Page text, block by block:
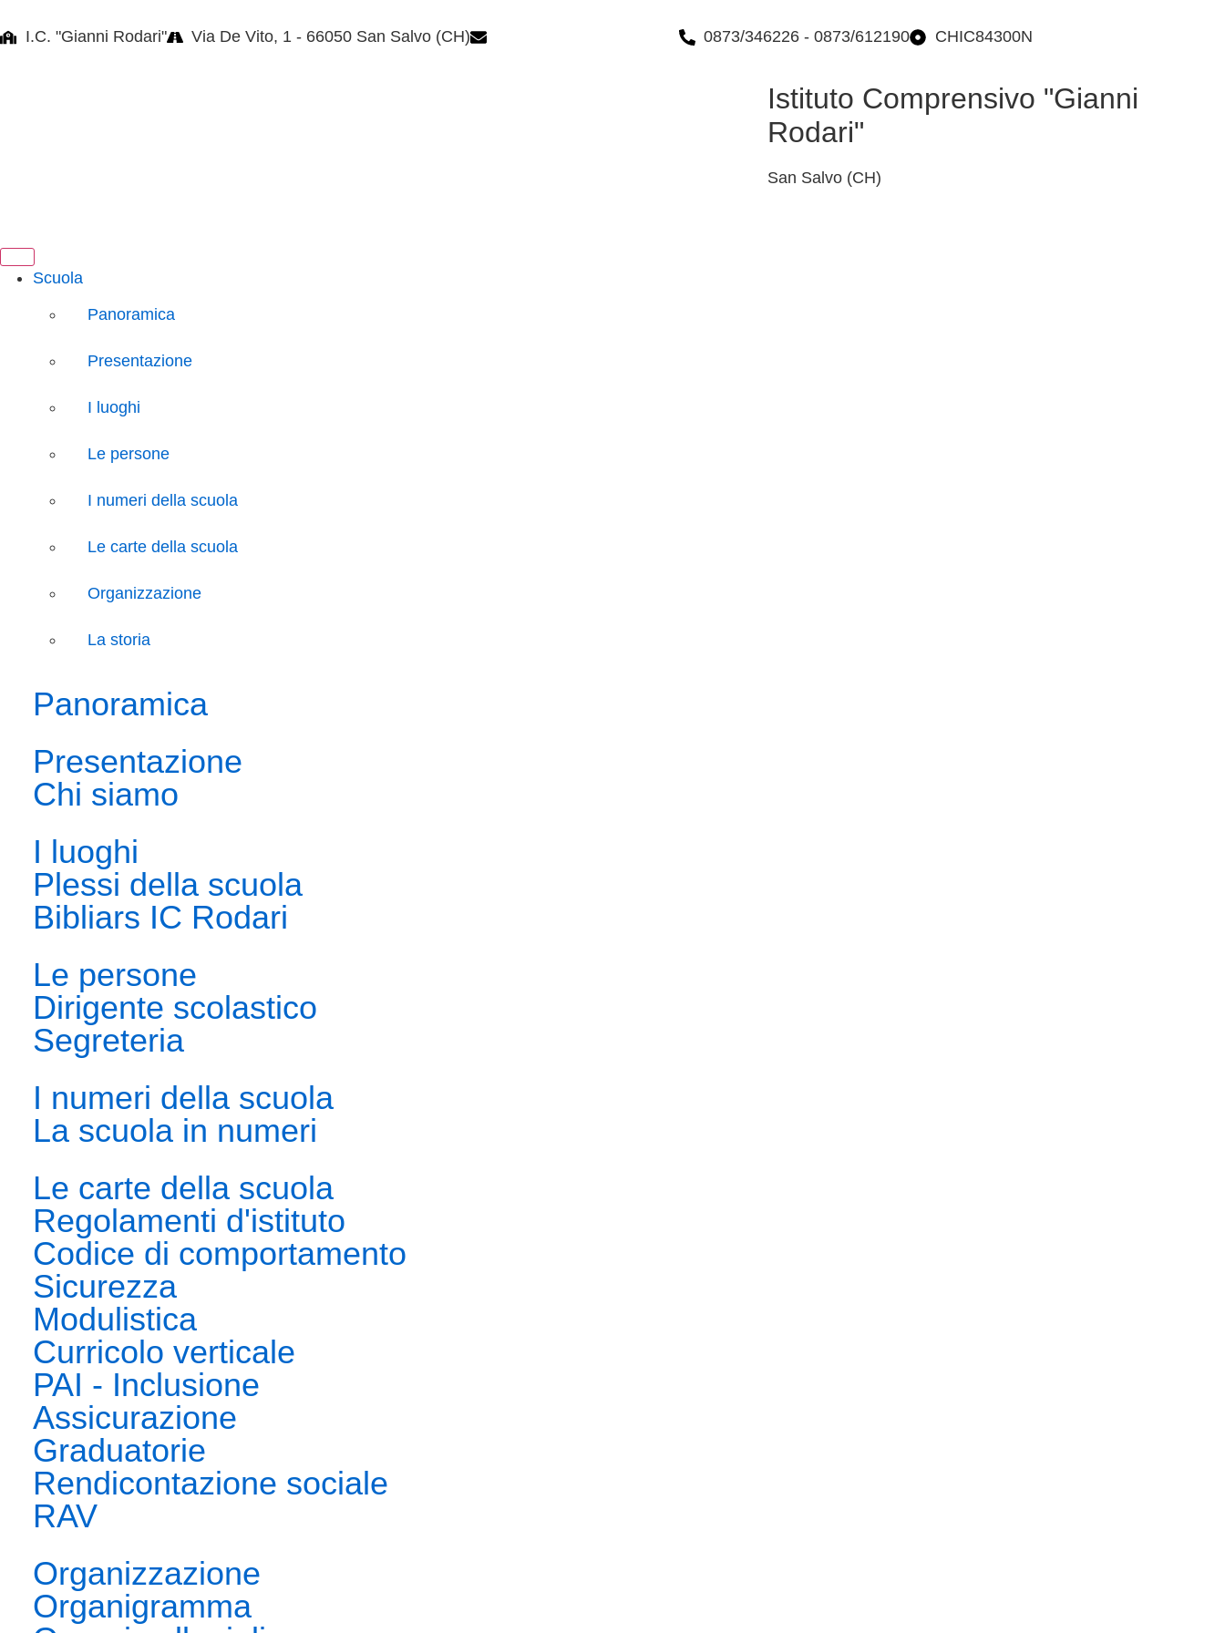
I.C. "Gianni Rodari" Via De Vito, 1 - 66050 San Salvo (CH) 0873/346226 - 0873/612190 CHIC84300N
Istituto Comprensivo "Gianni
Rodari"
San Salvo (CH)
Scuola
Panoramica
Presentazione
I luoghi
Le persone
I numeri della scuola
Le carte della scuola
Organizzazione
La storia
Panoramica
Presentazione
Chi siamo
I luoghi
Plessi della scuola
Bibliars IC Rodari
Le persone
Dirigente scolastico
Segreteria
I numeri della scuola
La scuola in numeri
Le carte della scuola
Regolamenti d'istituto
Codice di comportamento
Sicurezza
Modulistica
Curricolo verticale
PAI - Inclusione
Assicurazione
Graduatorie
Rendicontazione sociale
RAV
Organizzazione
Organigramma